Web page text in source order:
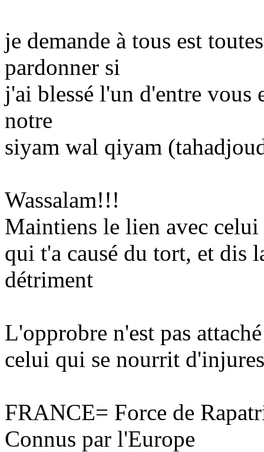
je demande à tous est
pardonner si
j'ai blessé l'un d'entre vous
notre
siyam wal qiyam
Wassalam!!!
Maintiens le lien avec
qui t'a causé du tort, et dis
détriment
L'opprobre n'est pas
celui qui se nourrit
FRANCE= Force de
Connus par l'Europe